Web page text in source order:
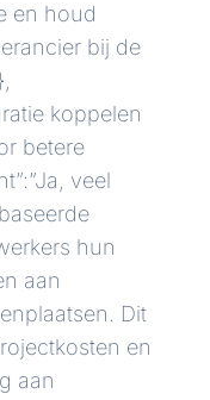
en houd
bij de
koppelen
betere
veel
hun
aan
Dit
en
aan